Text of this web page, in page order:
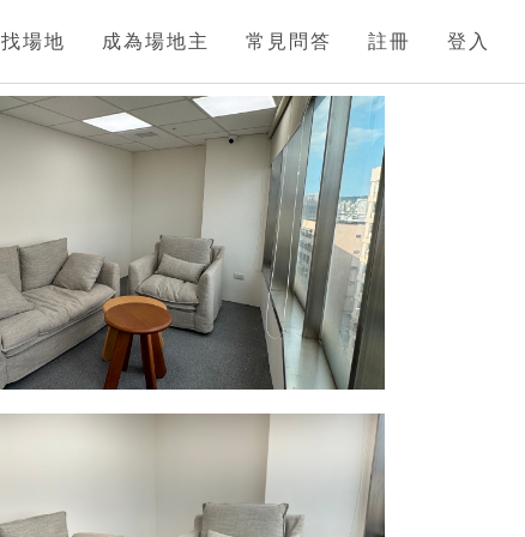
找場地 成為場地主 常見問答 註冊 登入